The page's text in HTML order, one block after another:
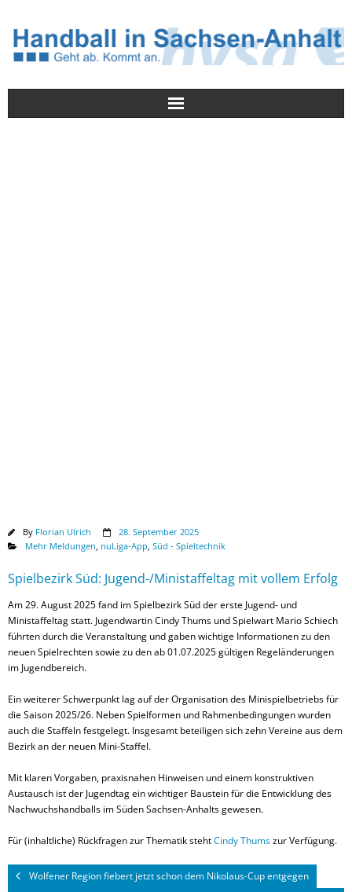
By Florian Ulrich
28. September 2025
Mehr Meldungen nuLiga-App Süd - Spieltechnik
Spielbezirk Süd: Jugend-/Ministaffeltag mit vollem Erfolg
Am 29. August 2025 fand im Spielbezirk Süd der erste Jugend- und
Ministaffeltag statt. Jugendwartin Cindy Thums und Spielwart Mario Schiech
führten durch die Veranstaltung und gaben wichtige Informationen zu den
neuen Spielrechten sowie zu den ab 01.07.2025 gültigen Regeländerungen
im Jugendbereich.
Ein weiterer Schwerpunkt lag auf der Organisation des Minispielbetriebs für
die Saison 2025/26. Neben Spielformen und Rahmenbedingungen wurden
auch die Staffeln festgelegt. Insgesamt beteiligen sich zehn Vereine aus dem
Bezirk an der neuen Mini-Staffel.
Mit klaren Vorgaben, praxisnahen Hinweisen und einem konstruktiven
Austausch ist der Jugendtag ein wichtiger Baustein für die Entwicklung des
Nachwuchshandballs im Süden Sachsen-Anhalts gewesen.
Für (inhaltliche) Rückfragen zur Thematik stehtCindy Thumszur Verfügung.
Wolfener Region fiebert jetzt schon dem Nikolaus-Cup entgegen